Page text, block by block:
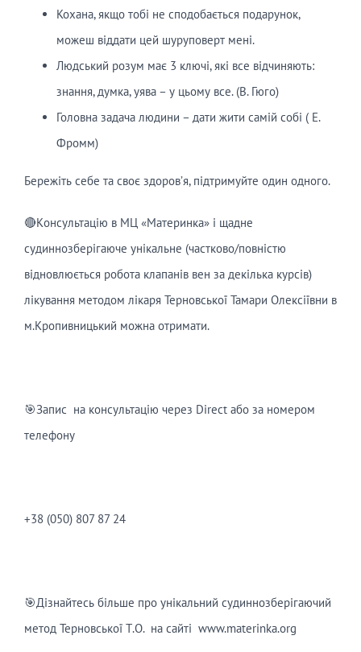
Кохана, якщо тобі не сподобається подарунок,
можеш віддати цей шуруповерт мені.
Людський розум має 3 ключі, які все відчиняють:
знання, думка, уява – у цьому все. (В. Гюго)
Головна задача людини – дати жити самій собі ( Е.
Фромм)
Бережіть себе та своє здоров’я, підтримуйте один одного.
🔴Kонсультацію в МЦ «Материнка» і щадне
судиннозберігаюче унікальне (частково/повністю
відновлюється робота клапанів вен за декілька курсів)
лікування методом лікаря Терновської Тамари Олексіївни в
м.Кропивницький можна отримати.
🎯Запис на консультацію через Direct або за номером
телефону
+38 (050) 807 87 24
🎯Дізнайтесь більше про унікальний судиннозберігаючий
метод Терновської Т.О. на сайті www.materinka.org